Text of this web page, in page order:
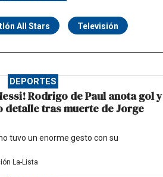
All Stars Televisión
DEPORTES
Rodrigo de Paul anota gol y
detalle tras muerte de Jorge
tuvo un enorme gesto con su
La-Lista